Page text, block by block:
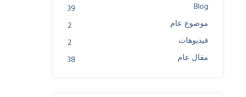
Blog
39
موضوع عام
2
فيديوهات
2
مقال عام
38